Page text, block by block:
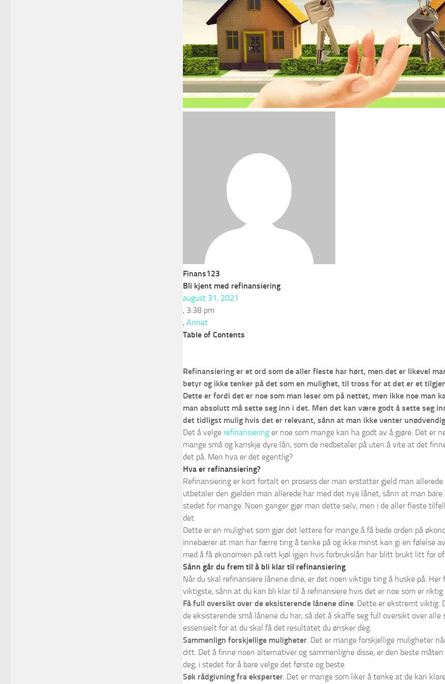
Finans123
Bli kjent med refinansiering
august 31, 2021
, 3:38 pm
, Annet
Table of Contents
Refinansiering er et ord som de aller fleste har hørt, men det er likevel
betyr og ikke tenker på det som en mulighet, til tross for at det er et
Dette er fordi det er noe som man leser om på nettet, men ikke noe man
man absolutt må sette seg inn i det. Men det kan være godt å sette seg
det tidligst mulig hvis det er relevant, sånn at man ikke venter
Det å velge refinansiering er noe som mange kan ha godt av å gjøre. Det er
mange små og kanskje dyre lån, som de nedbetaler på uten å vite at det
det på. Men hva er det egentlig?
Hva er refinansiering?
Refinansiering er kort fortalt en prosess der man erstatter gjeld man
utbetaler den gjelden man allerede har med det nye lånet, sånn at man
stedet for mange. Noen ganger gjør man dette selv, men i de aller fleste
det.
Dette er en mulighet som gjør det lettere for mange å få bede orden på
innebærer at man har færre ting å tenke på og ikke minst kan gi en følelse
med å få økonomien på rett kjøl igjen hvis forbrukslån har blitt brukt litt for
Sånn går du frem til å bli klar til refinansiering
Når du skal refinansiere lånene dine, er det noen viktige ting å huske på.
viktigste, sånn at du kan bli klar til å refinansiere hvis det er noe som er riktig
Få full oversikt over de eksisterende lånene dine. Dette er ekstremt viktig.
de eksisterende små lånene du har, så det å skaffe seg full oversikt over
essensielt for at du skal få det resultatet du ønsker deg.
Sammenlign forskjellige muligheter. Det er mange forskjellige muligheter
ditt. Det å finne noen alternativer og sammenligne disse, er den beste
deg, i stedet for å bare velge det første og beste.
Søk rådgivning fra eksperter. Det er mange som liker å tenke at de kan